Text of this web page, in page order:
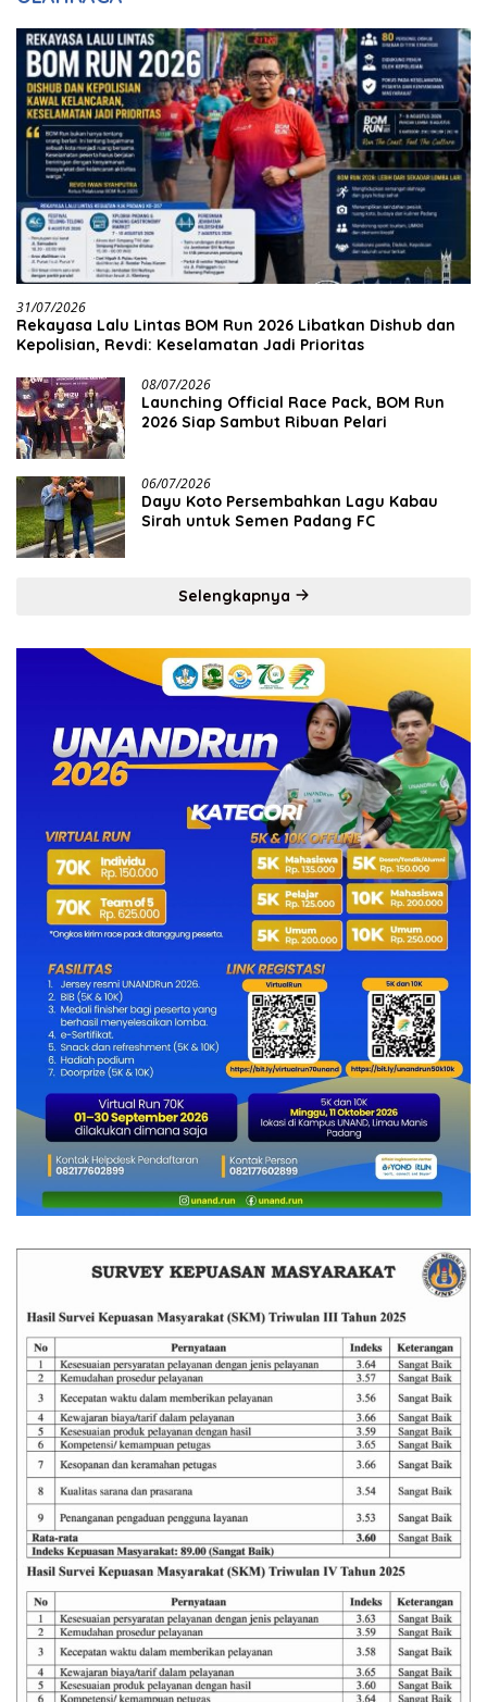
31/07/2026
Rekayasa Lalu Lintas BOM Run 2026 Libatkan Dishub dan
Kepolisian, Revdi: Keselamatan Jadi Prioritas
08/07/2026
Launching Official Race Pack, BOM Run
2026 Siap Sambut Ribuan Pelari
06/07/2026
Dayu Koto Persembahkan Lagu Kabau
Sirah untuk Semen Padang FC
Selengkapnya